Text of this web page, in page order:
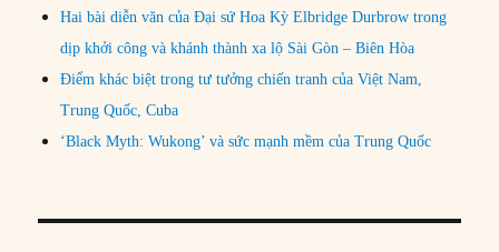
Hai bài diễn văn của Đại sứ Hoa Kỳ Elbridge Durbrow trong
dịp khởi công và khánh thành xa lộ Sài Gòn – Biên Hòa
Điểm khác biệt trong tư tưởng chiến tranh của Việt Nam,
Trung Quốc, Cuba
‘Black Myth: Wukong’ và sức mạnh mềm của Trung Quốc